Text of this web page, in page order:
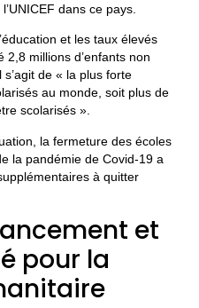
dans ce pays.
et les taux élevés
2,8 millions d’enfants non
s’agit de « la plus forte
au monde, soit plus de
scolarisés ».
la fermeture des écoles
la pandémie de Covid-19 a
à quitter
et
pour la